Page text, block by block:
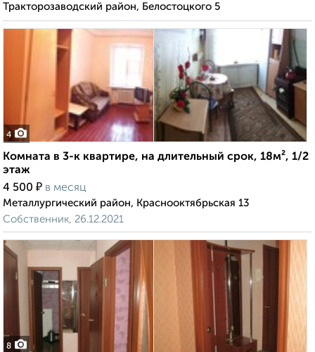
Тракторозаводский район, Белостоцкого 5
4
Комната в 3-к квартире, на длительный срок, 18м², 1/2
этаж
4 500 ₽ в месяц
Металлургический район, Краснооктябрьская 13
Собственник, 26.12.2021
8